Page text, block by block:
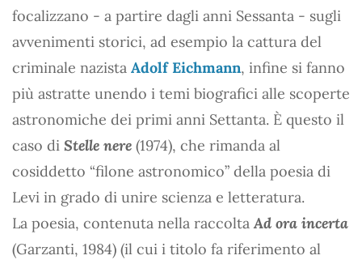
focalizzano - a partire dagli anni Sessanta - sugli
avvenimenti storici, ad esempio la cattura del
criminale nazista Adolf Eichmann, infine si fanno
più astratte unendo i temi biografici alle scoperte
astronomiche dei primi anni Settanta. È questo il
caso di Stelle nere (1974), che rimanda al
cosiddetto “filone astronomico” della poesia di
Levi in grado di unire scienza e letteratura.
La poesia, contenuta nella raccoltaAd ora incerta
(Garzanti, 1984) (il cui i titolo fa riferimento al